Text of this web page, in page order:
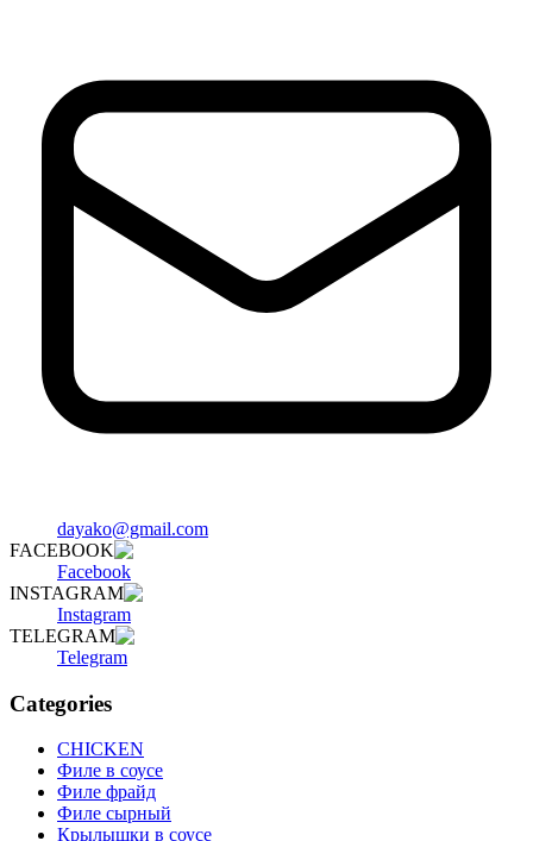
dayako@gmail.com
FACEBOOK
Facebook
INSTAGRAM
Instagram
TELEGRAM
Telegram
Categories
CHICKEN
Филе в соусе
Филе фрайд
Филе сырный
Крылышки в соусе